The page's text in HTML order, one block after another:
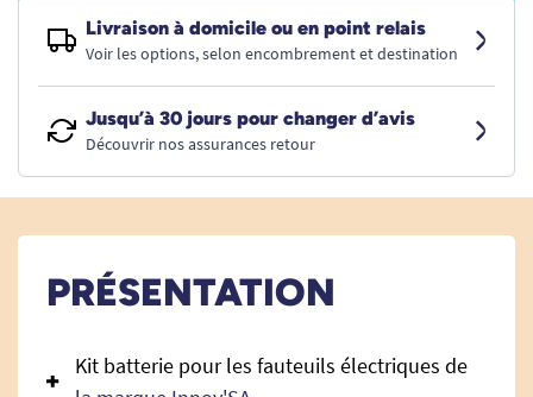
Livraison à domicile ou en point relais
Voir les options, selon encombrement et destination
Jusqu’à 30 jours pour changer d’avis
Découvrir nos assurances retour
PRÉSENTATION
Kit batterie pour les fauteuils électriques de